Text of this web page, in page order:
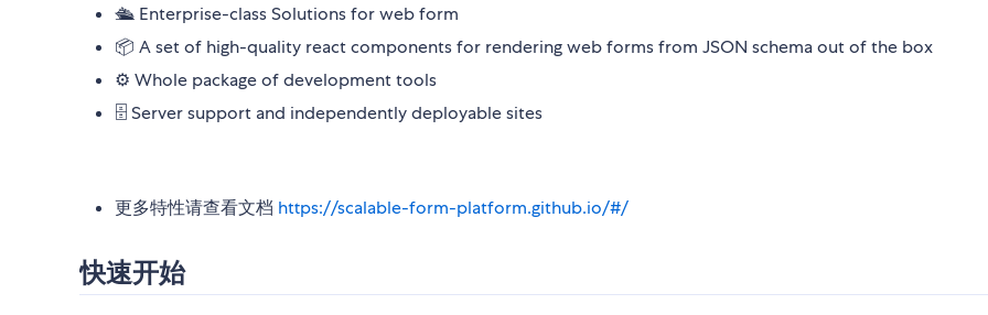
🛳 Enterprise-class Solutions for web form
📦 A set of high-quality react components for rendering web forms from JSON schema out of the box
⚙️ Whole package of development tools
🗄 Server support and independently deployable sites
更多特性请查看文档 https://scalable-form-platform.github.io/#/
快速开始